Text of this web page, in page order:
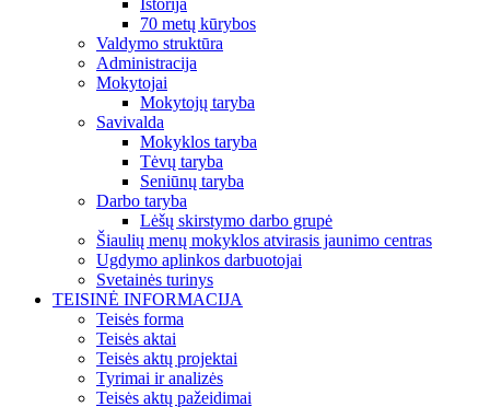
Istorija
70 metų kūrybos
Valdymo struktūra
Administracija
Mokytojai
Mokytojų taryba
Savivalda
Mokyklos taryba
Tėvų taryba
Seniūnų taryba
Darbo taryba
Lėšų skirstymo darbo grupė
Šiaulių menų mokyklos atvirasis jaunimo centras
Ugdymo aplinkos darbuotojai
Svetainės turinys
TEISINĖ INFORMACIJA
Teisės forma
Teisės aktai
Teisės aktų projektai
Tyrimai ir analizės
Teisės aktų pažeidimai